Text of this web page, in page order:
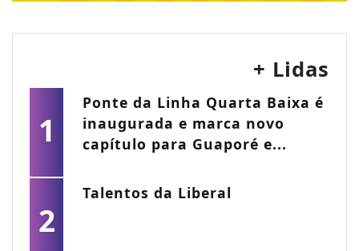
+ Lidas
1
Ponte da Linha Quarta Baixa é
inaugurada e marca novo
capítulo para Guaporé e...
2
Talentos da Liberal